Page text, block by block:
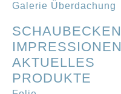
Galerie Überdachung
SCHAUBECKEN
IMPRESSIONEN
AKTUELLES
PRODUKTE